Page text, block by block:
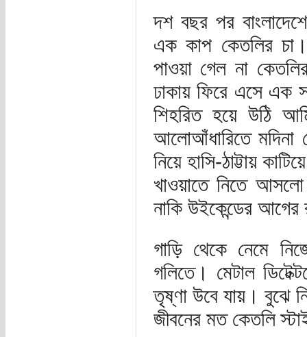
দশ বছর পর
এক কাপ কেতলির চা।
পাওয়া গেল না
ঢাকায় ফিরে এসে এক
শিহরিত হয়ে উঠি
আলোআঁধারিতে মদিনা
নিয়ে হাসি-ঠাট্টায়
খাওয়াতে নিতে
নাকি উইকেন্ডের
গাড়ি থেকে নেমে
গলিতে। মেটাল
তৃষ্ণা উবে যায়। বুঝে
জীবনের মত কেতলি